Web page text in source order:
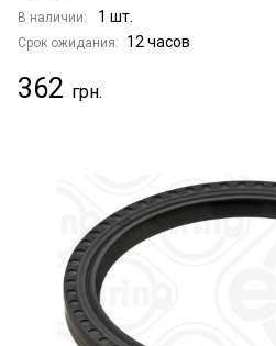
В наличии: 1 шт.
Срок ожидания: 12 часов
362